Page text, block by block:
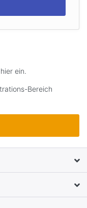
ein.
Bereich